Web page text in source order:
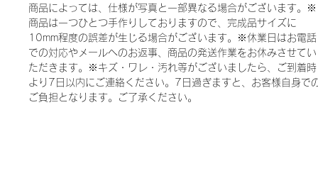
商品によっては、仕様が写真と一部異なる場合がございます。※
商品は一つひとつ手作りしておりますので、完成品サイズに
10mm程度の誤差が生じる場合がございます。※休業日はお電話
での対応やメールへのお返事、商品の発送作業をお休みさせてい
ただきます。※キズ・ワレ・汚れ等がございましたら、ご到着時
より7日以内にご連絡ください。7日過ぎますと、お客様自身で
ご負担となります。ご了承ください。